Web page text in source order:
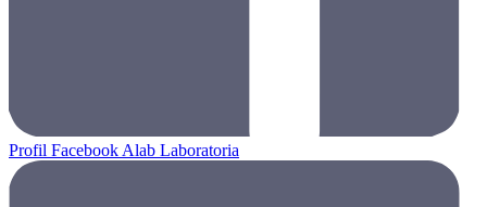
Profil Facebook Alab Laboratoria